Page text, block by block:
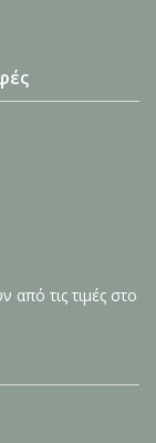
από τις τιμές στο